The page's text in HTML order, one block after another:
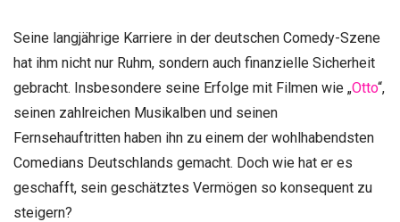
Seine langjährige Karriere in der deutschen Comedy-Szene
hat ihm nicht nur Ruhm, sondern auch finanzielle Sicherheit
gebracht. Insbesondere seine Erfolge mit Filmen wie „Otto“,
seinen zahlreichen Musikalben und seinen
Fernsehauftritten haben ihn zu einem der wohlhabendsten
Comedians Deutschlands gemacht. Doch wie hat er es
geschafft, sein geschätztes Vermögen so konsequent zu
steigern?